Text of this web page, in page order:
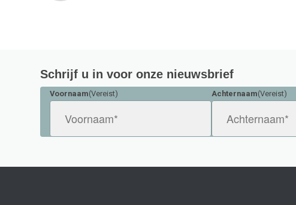
Schrijf u in voor onze nieuwsbrief
Voornaam(Vereist) Achternaam(Vereist)